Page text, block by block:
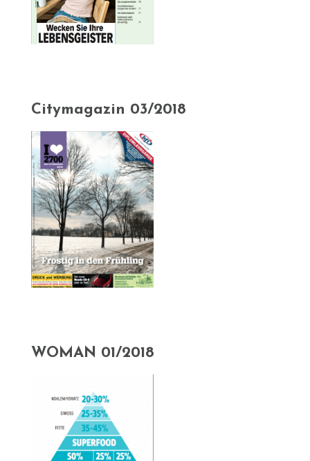
Citymagazin 03/2018
WOMAN 01/2018